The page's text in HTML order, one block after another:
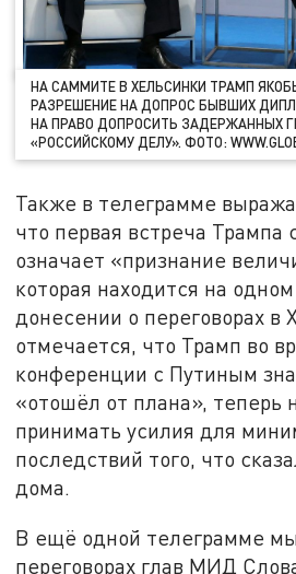
НА САММИТЕ В ХЕЛЬСИНКИ ТРАМП
РАЗРЕШЕНИЕ НА ДОПРОС БЫВШИХ
НА ПРАВО ДОПРОСИТЬ ЗАДЕРЖАННЫХ
«РОССИЙСКОМУ ДЕЛУ». ФОТО:
Также в телеграмме
что первая встреча Трампа
означает «признание
которая находится на
донесении о переговорах в
отмечается, что Трамп во
конференции с Путиным
«отошёл от плана», теперь
принимать усилия для
последствий того, что
дома.
В ещё одной телеграмме
переговорах глав МИД